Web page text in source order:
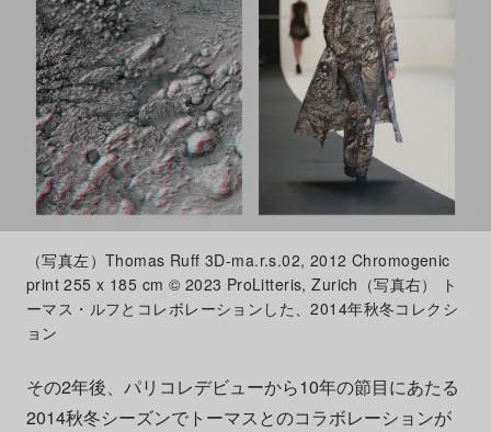
（写真左）Thomas Ruff 3D-ma.r.s.02, 2012 Chromogenic
print 255 x 185 cm © 2023 ProLitteris, Zurich（写真右） ト
ーマス・ルフとコレボレーションした、2014年秋冬コレクシ
ョン
その2年後、パリコレデビューから10年の節目にあたる
2014秋冬シーズンでトーマスとのコラボレーションが